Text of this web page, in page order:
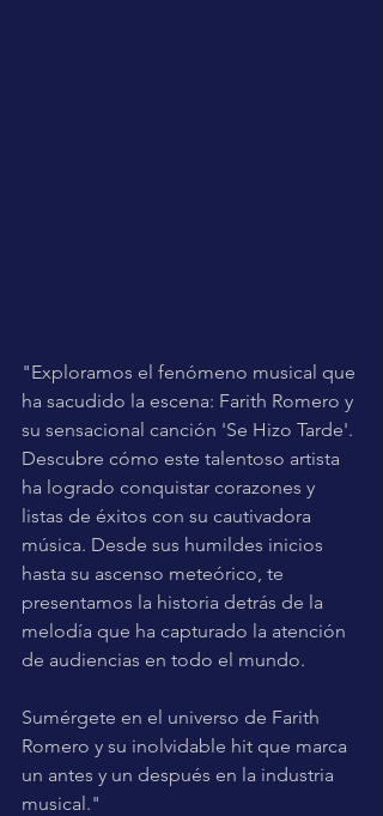
"Exploramos el fenómeno musical que
ha sacudido la escena: Farith Romero y
su sensacional canción 'Se Hizo Tarde'.
Descubre cómo este talentoso artista
ha logrado conquistar corazones y
listas de éxitos con su cautivadora
música. Desde sus humildes inicios
hasta su ascenso meteórico, te
presentamos la historia detrás de la
melodía que ha capturado la atención
de audiencias en todo el mundo.
Sumérgete en el universo de Farith
Romero y su inolvidable hit que marca
un antes y un después en la industria
musical."